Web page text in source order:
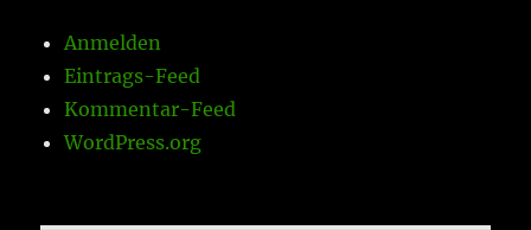
Anmelden
Eintrags-Feed
Kommentar-Feed
WordPress.org